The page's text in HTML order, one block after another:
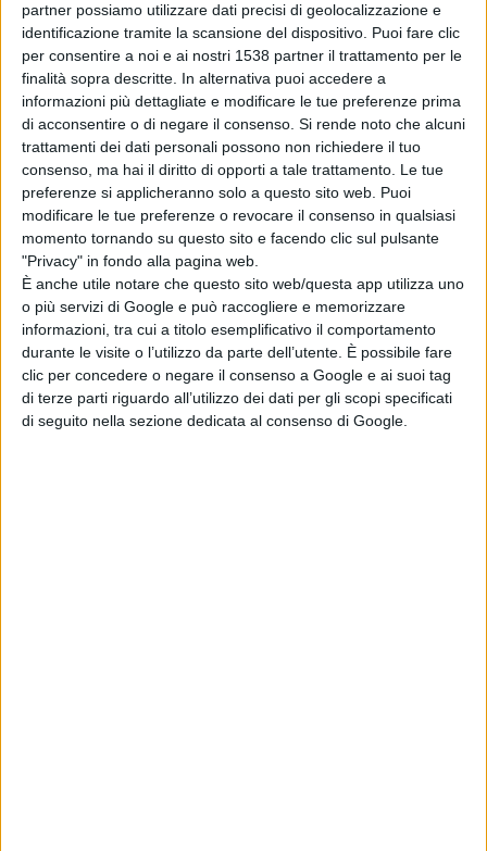
partner possiamo utilizzare dati precisi di geolocalizzazione e
identificazione tramite la scansione del dispositivo. Puoi fare clic
per consentire a noi e ai nostri 1538 partner il trattamento per le
finalità sopra descritte. In alternativa puoi accedere a
informazioni più dettagliate e modificare le tue preferenze prima
di acconsentire o di negare il consenso. Si rende noto che alcuni
trattamenti dei dati personali possono non richiedere il tuo
consenso, ma hai il diritto di opporti a tale trattamento. Le tue
preferenze si applicheranno solo a questo sito web. Puoi
modificare le tue preferenze o revocare il consenso in qualsiasi
momento tornando su questo sito e facendo clic sul pulsante
"Privacy" in fondo alla pagina web.
È anche utile notare che questo sito web/questa app utilizza uno
o più servizi di Google e può raccogliere e memorizzare
informazioni, tra cui a titolo esemplificativo il comportamento
durante le visite o l’utilizzo da parte dell’utente. È possibile fare
clic per concedere o negare il consenso a Google e ai suoi tag
di terze parti riguardo all’utilizzo dei dati per gli scopi specificati
di seguito nella sezione dedicata al consenso di Google.
attivamente al dibattito sviluppato nell’ambito della
“Notte dei Ricercatori”, con particolare riferimento alle
prospettive che li attendono per il futuro rispetto ai
temi relativi alla “terra”: agricoltura, ambiente, energie
rinnovabili, agroalimentare, ect.
Le domande dovranno essere preventivamente inviate,
in modo che una commissione tecnica appositamente
costituita potrà selezionare le 10 ritenute più
interessanti e pertinenti rispetto al tema affrontato.
In particolare, entro il 10 novembre 2014, dovrà essere
inviato un contributo video (il video potrà essere